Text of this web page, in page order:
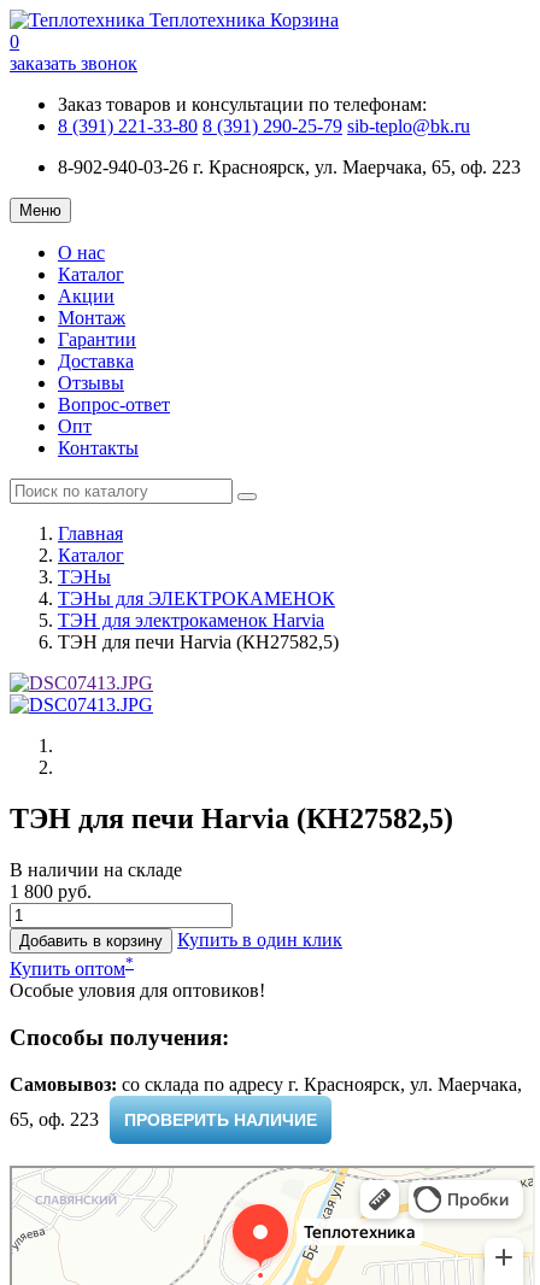
Теплотехника Корзина
0
заказать звонок
Заказ товаров и консультации по телефонам:
8 (391) 221-33-80 8 (391) 290-25-79 sib-teplo@bk.ru
8-902-940-03-26 г. Красноярск, ул. Маерчака, 65, оф. 223
Меню
О нас
Каталог
Акции
Монтаж
Гарантии
Доставка
Отзывы
Вопрос-ответ
Опт
Контакты
Главная
Каталог
ТЭНы
ТЭНы для ЭЛЕКТРОКАМЕНОК
ТЭН для электрокаменок Harvia
ТЭН для печи Harvia (КН27582,5)
ТЭН для печи Harvia (КН27582,5)
В наличии на складе
1 800 руб.
Добавить в корзину
Купить в один клик
Купить оптом*
Особые уловия для оптовиков!
Способы получения:
Самовывоз: cо склада по адресу г. Красноярск, ул. Маерчака,
65, оф. 223 ​
ПРОВЕРИТЬ НАЛИЧИЕ